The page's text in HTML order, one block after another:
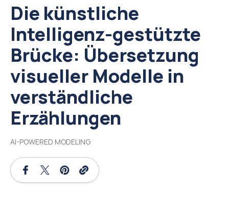
Die künstliche
Intelligenz-gestützte
Brücke: Übersetzung
visueller Modelle in
verständliche
Erzählungen
AI-POWERED MODELING